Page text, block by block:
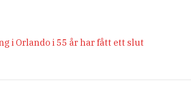
i Orlando i 55 år har fått ett slut